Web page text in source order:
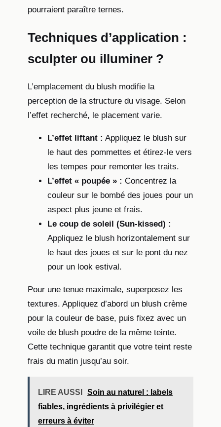
pourraient paraître ternes.
Techniques d’application :
sculpter ou illuminer ?
L’emplacement du blush modifie la
perception de la structure du visage. Selon
l’effet recherché, le placement varie.
L’effet liftant : Appliquez le blush sur
le haut des pommettes et étirez-le vers
les tempes pour remonter les traits.
L’effet « poupée » : Concentrez la
couleur sur le bombé des joues pour un
aspect plus jeune et frais.
Le coup de soleil (Sun-kissed) :
Appliquez le blush horizontalement sur
le haut des joues et sur le pont du nez
pour un look estival.
Pour une tenue maximale, superposez les
textures. Appliquez d’abord un blush crème
pour la couleur de base, puis fixez avec un
voile de blush poudre de la même teinte.
Cette technique garantit que votre teint reste
frais du matin jusqu’au soir.
LIRE AUSSI
Soin au naturel : labels
fiables, ingrédients à privilégier et
erreurs à éviter